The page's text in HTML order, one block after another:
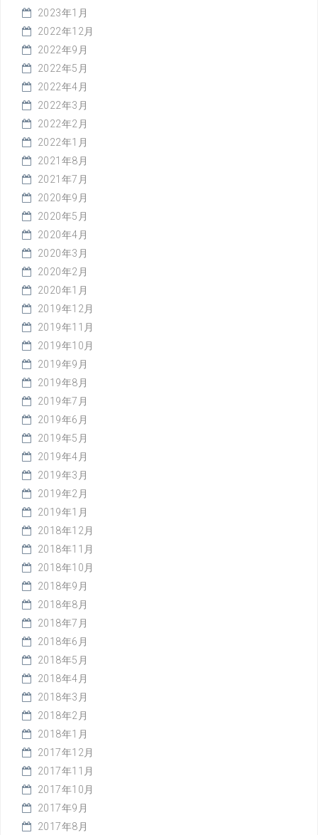
2023年1月
2022年12月
2022年9月
2022年5月
2022年4月
2022年3月
2022年2月
2022年1月
2021年8月
2021年7月
2020年9月
2020年5月
2020年4月
2020年3月
2020年2月
2020年1月
2019年12月
2019年11月
2019年10月
2019年9月
2019年8月
2019年7月
2019年6月
2019年5月
2019年4月
2019年3月
2019年2月
2019年1月
2018年12月
2018年11月
2018年10月
2018年9月
2018年8月
2018年7月
2018年6月
2018年5月
2018年4月
2018年3月
2018年2月
2018年1月
2017年12月
2017年11月
2017年10月
2017年9月
2017年8月